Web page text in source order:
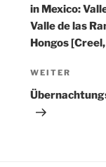
in Mexico:
Valle de las
Hongos
Nächster
Beitrag
WEITER